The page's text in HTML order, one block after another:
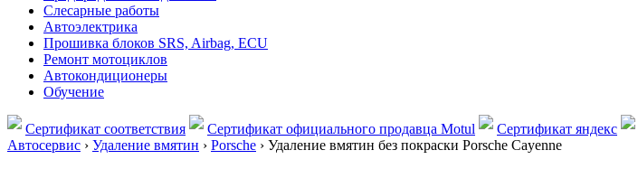
Слесарные работы
Автоэлектрика
Прошивка блоков SRS, Airbag, ECU
Ремонт мотоциклов
Автокондиционеры
Обучение
Сертификат соответствия Сертификат официального продавца Motul Сертификат яндекс
Автосервис › Удаление вмятин › Porsche › Удаление вмятин без покраски Porsche Cayenne